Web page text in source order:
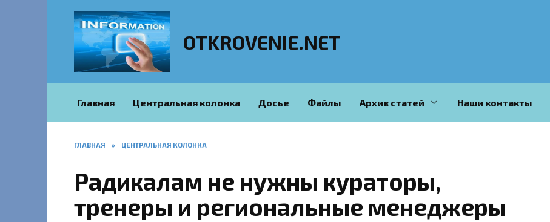
OTKROVENIE.NET
Главная Центральная колонка Досье Файлы Архив статей Наши контакты
ГЛАВНАЯ » ЦЕНТРАЛЬНАЯ КОЛОНКА
Радикалам не нужны кураторы,
тренеры и региональные менеджеры